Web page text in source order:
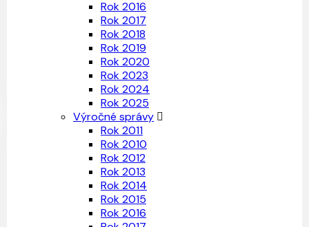
Rok 2016
Rok 2017
Rok 2018
Rok 2019
Rok 2020
Rok 2023
Rok 2024
Rok 2025
Výročné správy
Rok 2011
Rok 2010
Rok 2012
Rok 2013
Rok 2014
Rok 2015
Rok 2016